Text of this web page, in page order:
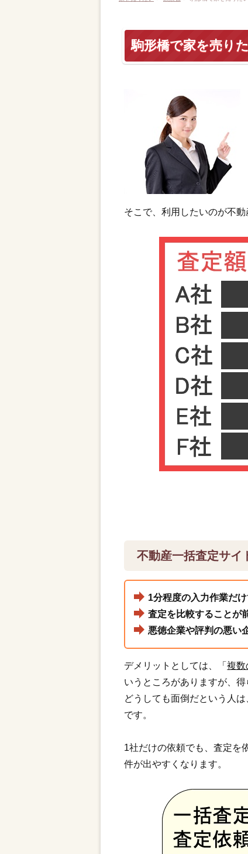
駒形橋で家を売り
そこで、利用したいのが不動
不動産一括査定サイ
1分程度の入力作業だ
査定を比較することが
悪徳企業や評判の悪い
デメリットとしては、「複数
いうところがありますが、
どうしても面倒だという人は
です。
1社だけの依頼でも、査定を
件が出やすくなります。